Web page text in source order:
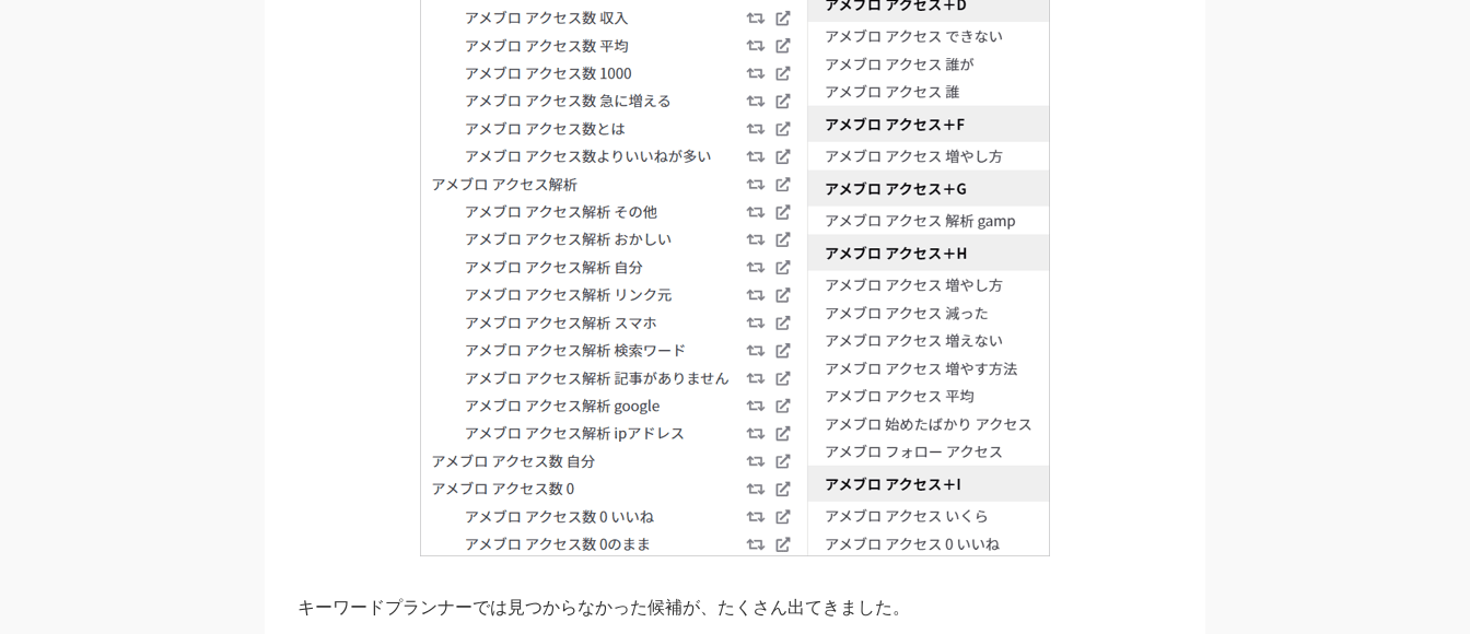
キーワードプランナーでは見つからなかった候補が、たくさん出てきました。